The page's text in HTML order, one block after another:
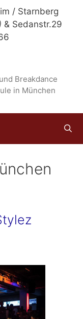
/ Starnberg
& Sedanstr.29
Breakdance
in München